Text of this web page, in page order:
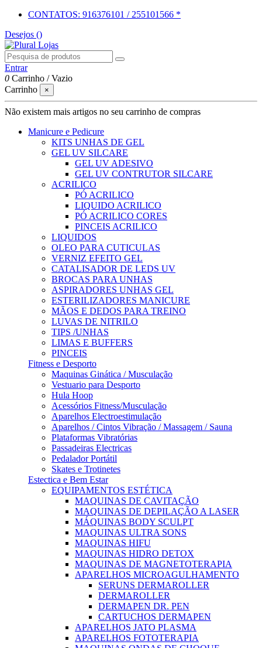
CONTATOS: 916376101 / 255101566 *
Desejos ()
Entrar
0 Carrinho /Vazio
Carrinho
×
Não existem mais artigos no seu carrinho de compras
Manicure e Pedicure
KITS UNHAS DE GEL
GEL UV SILCARE
GEL UV ADESIVO
GEL UV CONTRUTOR SILCARE
ACRILICO
PÓ ACRILICO
LIQUIDO ACRILICO
PÓ ACRILICO CORES
PINCEIS ACRILICO
LIQUIDOS
OLEO PARA CUTICULAS
VERNIZ EFEITO GEL
CATALISADOR DE LEDS UV
BROCAS PARA UNHAS
ASPIRADORES UNHAS GEL
ESTERILIZADORES MANICURE
MÃOS E DEDOS PARA TREINO
LUVAS DE NITRILO
TIPS /UNHAS
LIMAS E BUFFERS
PINCEIS
Fitness e Desporto
Maquinas Ginática / Musculação
Vestuario para Desporto
Hula Hoop
Acessórios Fitness/Musculação
Aparelhos Electroestimulação
Aparelhos / Cintos Vibração / Massagem / Sauna
Plataformas Vibratórias
Passadeiras Electricas
Pedalador Portátil
Skates e Trotinetes
Estectica e Bem Estar
EQUIPAMENTOS ESTÉTICA
MAQUINAS DE CAVITAÇÃO
MAQUINAS DE DEPILAÇÃO A LASER
MÁQUINAS BODY SCULPT
MAQUINAS ULTRA SONS
MAQUINAS HIFU
MAQUINAS HIDRO DETOX
MAQUINAS DE MAGNETOTERAPIA
APARELHOS MICROAGULHAMENTO
SERUNS DERMAROLLER
DERMAROLLER
DERMAPEN DR. PEN
CARTUCHOS DERMAPEN
APARELHOS JATO PLASMA
APARELHOS FOTOTERAPIA